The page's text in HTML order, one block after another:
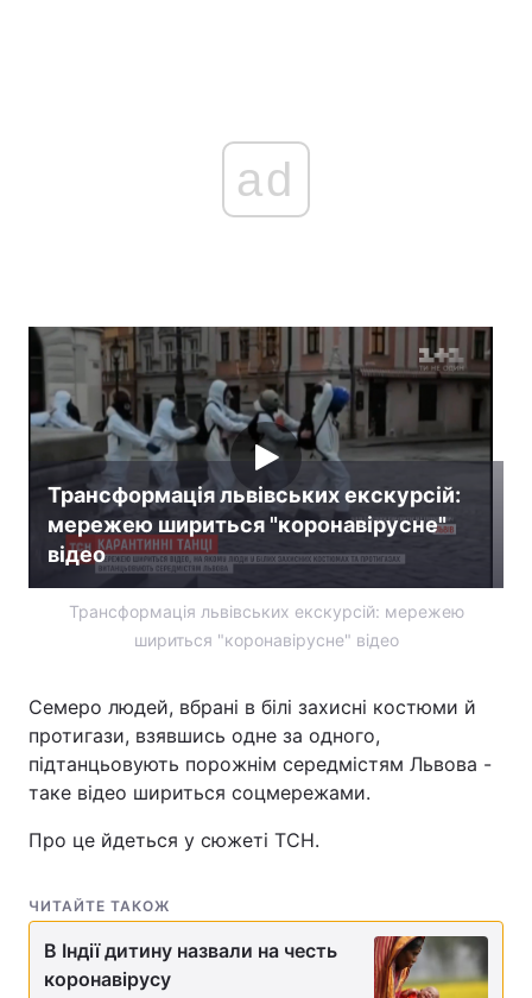
ad
Трансформація львівських екскурсій:
мережею шириться "коронавірусне"
відео
Трансформація львівських екскурсій: мережею
шириться "коронавірусне" відео
Семеро людей, вбрані в білі захисні костюми й
протигази, взявшись одне за одного,
підтанцьовують порожнім середмістям Львова -
таке відео шириться соцмережами.
Про це йдеться у сюжеті ТСН.
ЧИТАЙТЕ ТАКОЖ
В Індії дитину назвали на честь
коронавірусу